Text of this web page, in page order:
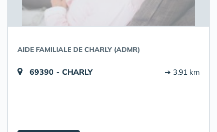
AIDE FAMILIALE DE CHARLY (ADMR)
69390 - CHARLY ➔ 3.91 km